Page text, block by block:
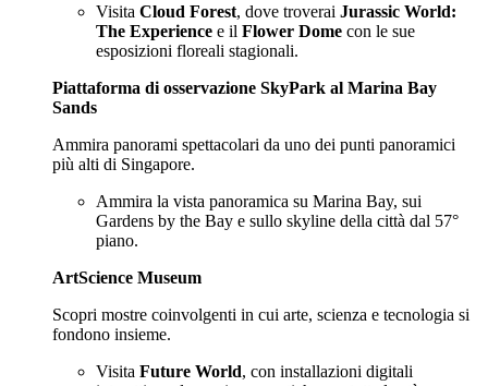
Visita Cloud Forest, dove troverai Jurassic World:
The Experience e il Flower Dome con le sue
esposizioni floreali stagionali.
Piattaforma di osservazione SkyPark al Marina Bay
Sands
Ammira panorami spettacolari da uno dei punti panoramici
più alti di Singapore.
Ammira la vista panoramica su Marina Bay, sui
Gardens by the Bay e sullo skyline della città dal 57°
piano.
ArtScience Museum
Scopri mostre coinvolgenti in cui arte, scienza e tecnologia si
fondono insieme.
Visita Future World, con installazioni digitali